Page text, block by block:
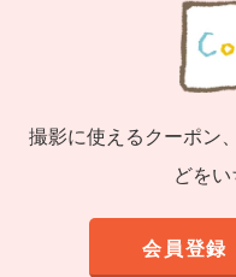
撮影に使えるクーポン
どをい
会員登録